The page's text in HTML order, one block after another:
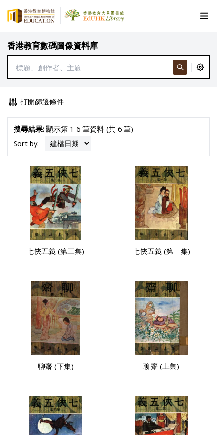
香港教育數碼圖像資料庫
打開篩選條件
搜尋結果:顯示第 1-6 筆資料 (共 6 筆)
Sort by:
七俠五義 (第三集) 七俠五義 (第一集)
聊齋 (下集) 聊齋 (上集)